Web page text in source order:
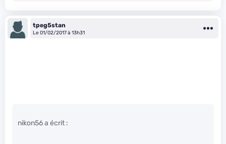
tpeg5stan
Le 01/02/2017 à 13h31
nikon56 a écrit :